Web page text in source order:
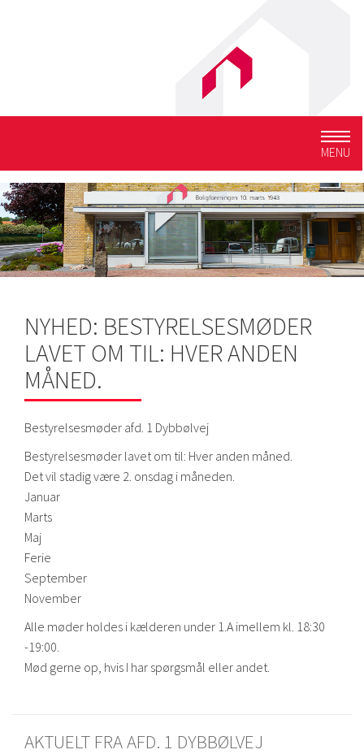
MENU
NYHED: BESTYRELSESMØDER
LAVET OM TIL: HVER ANDEN
MÅNED.
Bestyrelsesmøder afd. 1 Dybbølvej
Bestyrelsesmøder lavet om til: Hver anden måned.
Det vil stadig være 2. onsdag i måneden.
Januar
Marts
Maj
Ferie
September
November
Alle møder holdes i kælderen under 1.A imellem kl. 18:30
-19:00.
Mød gerne op, hvis I har spørgsmål eller andet.
AKTUELT FRA AFD. 1 DYBBØLVEJ